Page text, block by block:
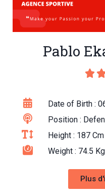
Pablo

Date of Birth :
Position :
Height : 187 Cm
Weight : 74.5 Kg
Plus